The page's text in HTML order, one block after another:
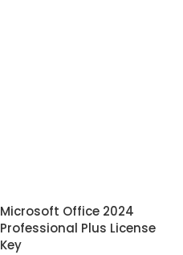
Microsoft Office 2024
Professional Plus License
Key